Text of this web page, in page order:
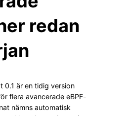
redan
0.1 är en tidig version
flera avancerade eBPF-
nämns automatisk